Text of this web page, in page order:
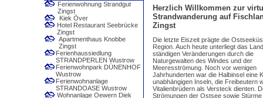
Ferienwohnung Strandgut
Zingst
Kiek Över
Hotel Restaurant Seebrücke
Zingst
Apartmenthaus Knobbe
Zingst
Ferienhaussiedlung
STRANDPERLEN Wustrow
Ferienwohnpark DÜNENHOF
Wustrow
Ferienwohnanlage
STRANDOASE Wustrow
Wohnanlage Oewern Diek
Herzlich Willkommen zur
Strandwanderung auf
Zingst
Die letzte Eiszeit prägte die
Region. Auch heute unterliegt das Land
ständigen Veränderungen durch die
Naturgewalten des Windes und der
Meeresströmung. Noch vor wenigen
Jahrhunderten war die Halbinsel eine
unabhängigen Inseln, die Freibeutern
Vitalienbrüdern als Versteck dienten.
Strömungen der Ostsee sowie Stürme